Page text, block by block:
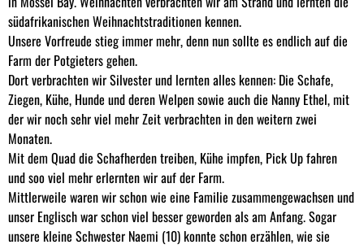
südafrikanischen Weihnachtstraditionen kennen.
Unsere Vorfreude stieg immer mehr, denn nun sollte es endlich auf die
Farm der Potgieters gehen.
Dort verbrachten wir Silvester und lernten alles kennen: Die Schafe,
Ziegen, Kühe, Hunde und deren Welpen sowie auch die Nanny Ethel, mit
der wir noch sehr viel mehr Zeit verbrachten in den weitern zwei
Monaten.
Mit dem Quad die Schafherden treiben, Kühe impfen, Pick Up fahren
und soo viel mehr erlernten wir auf der Farm.
Mittlerweile waren wir schon wie eine Familie zusammengewachsen und
unser Englisch war schon viel besser geworden als am Anfang. Sogar
unsere kleine Schwester Naemi (10) konnte schon erzählen, wie sie